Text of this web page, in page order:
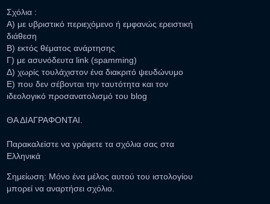
Σχόλια :
Α) με υβριστικό περιεχόμενο ή εμφανώς ερειστική
διάθεση
Β) εκτός θέματος ανάρτησης
Γ) με ασυνόδευτα link (spamming)
Δ) χωρίς τουλάχιστον ένα διακριτό ψευδώνυμο
Ε) που δεν σέβονται την ταυτότητα και τον
ιδεολογικό προσανατολισμό του blog
ΘΑ ΔΙΑΓΡΑΦΟΝΤΑΙ.
Παρακαλείστε να γράφετε τα σχόλια σας στα
Ελληνικά
Σημείωση: Μόνο ένα μέλος αυτού του ιστολογίου
μπορεί να αναρτήσει σχόλιο.